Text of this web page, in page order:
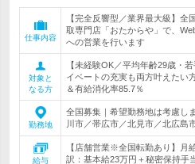
仕事内容
【完全反響型／業界最大級】全
取専門店「おたからや」で、
への営業を行います
対象と
なる方
【未経験OK／平均年齢29歳・
イベートの充実も両方叶えたい
＆有給消化率85.7％
勤務地
全国募集｜希望勤務地は考慮し
川市／帯広市／北見市／北広島
給与
【店舗営業※全国転勤あり】月
訳：基本給23万円＋秘密保持手